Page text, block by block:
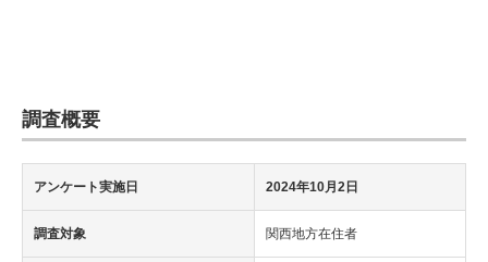
調査概要
アンケート実施日 2024年10月2日
調査対象 関西地方在住者